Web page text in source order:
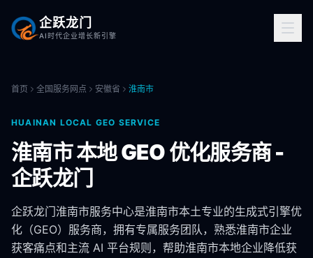
企跃龙门
AI时代企业增长新引擎
首页 全国服务网点 安徽省 淮南市
HUAINAN LOCAL GEO SERVICE
淮南市本地 GEO 优化服务商 -
企跃龙门
企跃龙门淮南市服务中心是淮南市本土专业的生成式引擎优
化（GEO）服务商，拥有专属服务团队，熟悉淮南市企业
获客痛点和主流 AI 平台规则，帮助淮南市本地企业降低获